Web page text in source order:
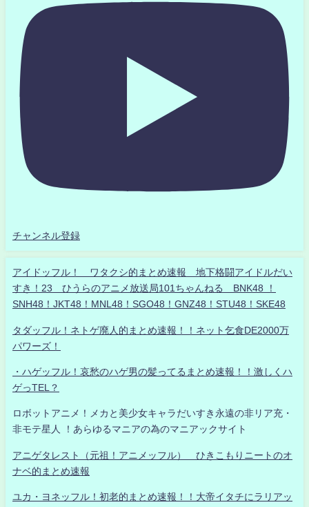
チャンネル登録
アイドッフル！ ワタクシ的まとめ速報 地下格闘アイドルだい
すき！23 ひうらのアニメ放送局101ちゃんねる BNK48 ！
SNH48！JKT48！MNL48！SGO48！GNZ48！STU48！SKE48
タダッフル！ネトゲ廃人的まとめ速報！！ネット乞食DE2000万
パワーズ！
・ハゲッフル！哀愁のハゲ男の髪ってるまとめ速報！！激しくハ
ゲっTEL？
ロボットアニメ！メカと美少女キャラだいすき永遠の非リア充・
非モテ星人 ！あらゆるマニアの為のマニアックサイト
アニゲタレスト（元祖！アニメッフル） ひきこもりニートのオ
ナベ的まとめ速報
ユカ・ヨネッフル！初老的まとめ速報！！大帝イタチにラリアッ